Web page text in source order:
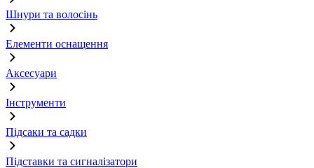
Шнури та волосінь
Елементи оснащення
Аксесуари
Інструменти
Підсаки та садки
Підставки та сигналізатори